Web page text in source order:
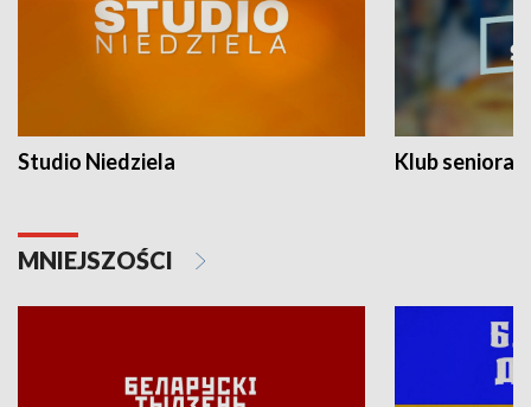
Studio Niedziela Klub seniora
MNIEJSZOŚCI